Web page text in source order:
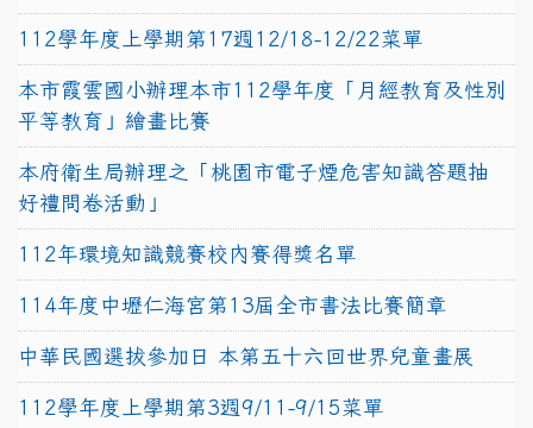
112學年度上學期第17週12/18-12/22菜單
本市霞雲國小辦理本市112學年度「月經教育及性別
平等教育」繪畫比賽
本府衛生局辦理之「桃園市電子煙危害知識答題抽
好禮問卷活動」
112年環境知識競賽校內賽得獎名單
114年度中壢仁海宮第13屆全市書法比賽簡章
中華民國選拔參加日 本第五十六回世界兒童畫展
112學年度上學期第3週9/11-9/15菜單